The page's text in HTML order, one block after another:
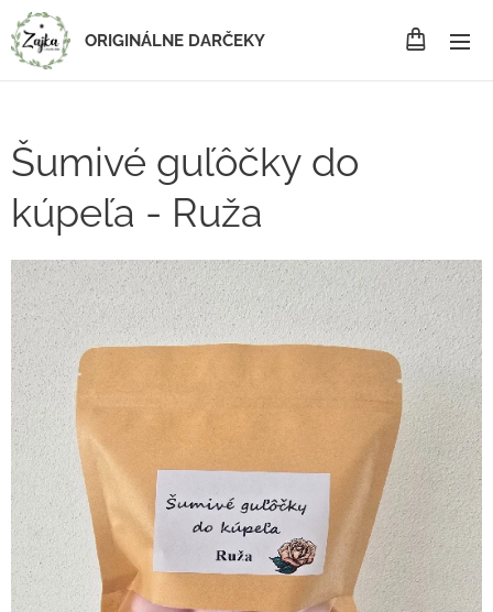
ORIGINÁLNE DARČEKY
Šumivé guľôčky do
kúpeľa - Ruža